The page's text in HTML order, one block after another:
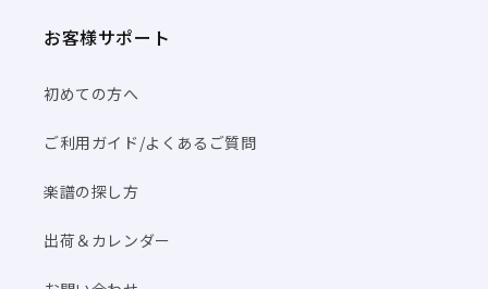
お客様サポート
初めての方へ
ご利用ガイド/よくあるご質問
楽譜の探し方
出荷＆カレンダー